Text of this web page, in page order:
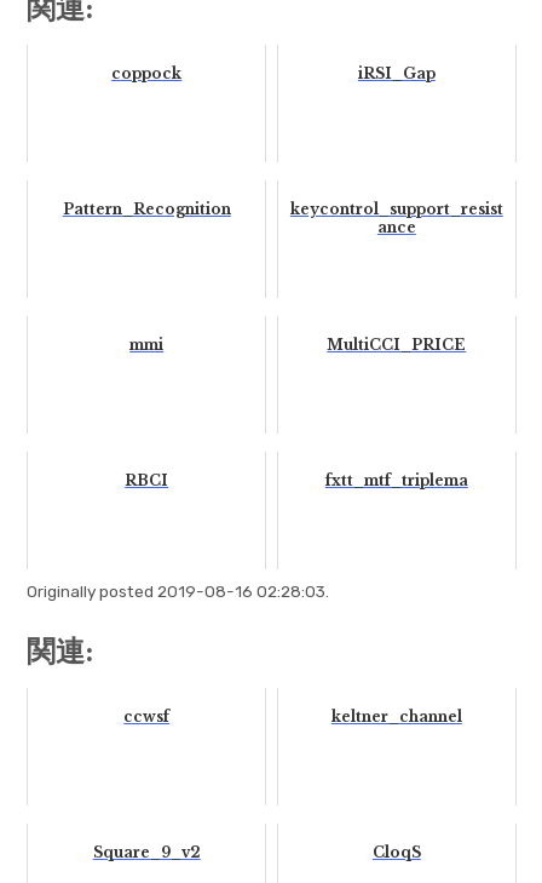
関連:
coppock iRSI_Gap
Pattern_Recognition
keycontrol_support_resist
ance
mmi MultiCCI_PRICE
RBCI fxtt_mtf_triplema
Originally posted 2019-08-16 02:28:03.
関連:
ccwsf keltner_channel
Square_9_v2 CloqS